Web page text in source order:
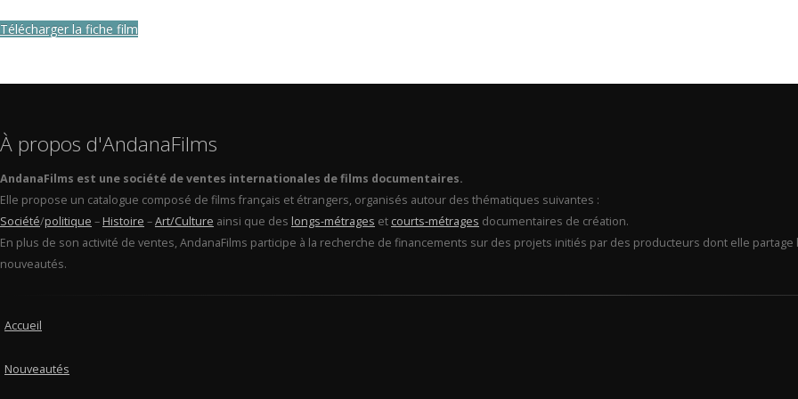
Télécharger la fiche film
À propos d'AndanaFilms
AndanaFilms est une société de ventes internationales de films documentaires.
Elle propose un catalogue composé de films français et étrangers, organisés autour des thématiques suivantes :
Société/politique – Histoire –Art/Culture ainsi que des longs-métrages et courts-métrages documentaires de création.
En plus de son activité de ventes, AndanaFilms participe à la recherche de financements sur des projets initiés par des producteurs dont elle partage
nouveautés.
Accueil
Nouveautés